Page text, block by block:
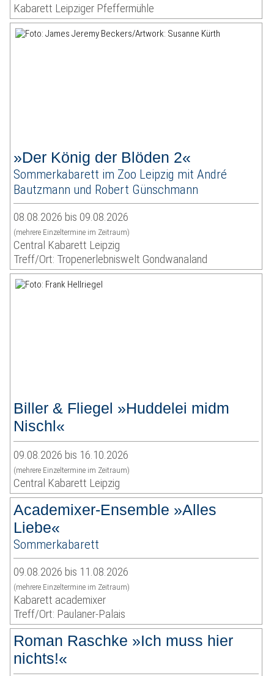
Kabarett Leipziger Pfeffermühle
»Der König der Blöden 2«
Sommerkabarett im Zoo Leipzig mit André
Bautzmann und Robert Günschmann
08.08.2026 bis 09.08.2026
(mehrere Einzeltermine im Zeitraum)
Central Kabarett Leipzig
Treff/Ort: Tropenerlebniswelt Gondwanaland
Biller & Fliegel »Huddelei midm
Nischl«
09.08.2026 bis 16.10.2026
(mehrere Einzeltermine im Zeitraum)
Central Kabarett Leipzig
Academixer-Ensemble »Alles
Liebe«
Sommerkabarett
09.08.2026 bis 11.08.2026
(mehrere Einzeltermine im Zeitraum)
Kabarett academixer
Treff/Ort: Paulaner-Palais
Roman Raschke »Ich muss hier
nichts!«